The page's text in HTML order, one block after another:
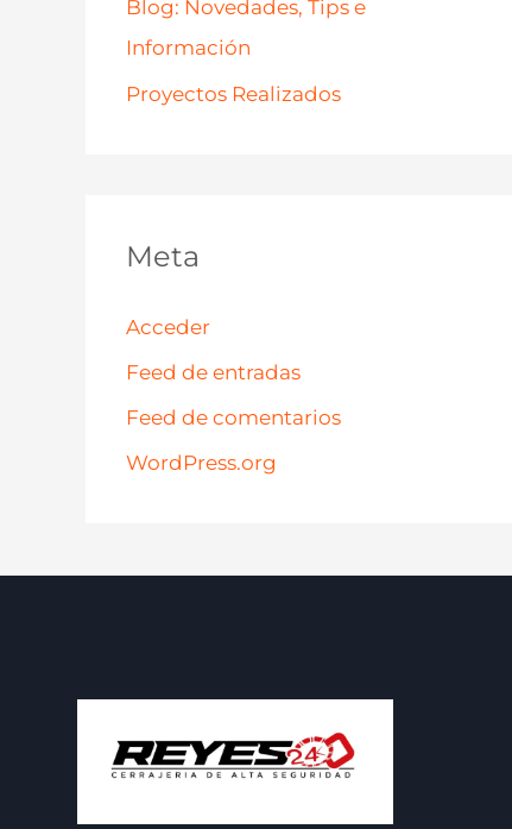
Blog: Novedades, Tips e
Información
Proyectos Realizados
Meta
Acceder
Feed de entradas
Feed de comentarios
WordPress.org